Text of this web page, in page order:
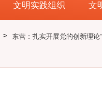
文明实践组织 文
> 东营：扎实开展党的创新理